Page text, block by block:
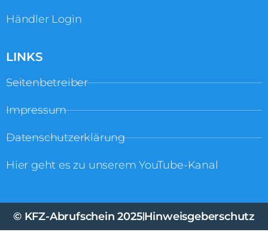
Händler Login
LINKS
Seitenbetreiber
Impressum
Datenschutzerklärung
Hier geht es zu unserem YouTube-Kanal
© KFZ-Abrufschein 2025Hinweisgeberschutz